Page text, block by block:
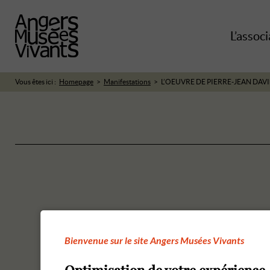
Vous êtes ici : Homepage Manifestations L’OEUVRE DE PIERRE-JEAN
Bienvenue sur le site Angers Musées Vivants